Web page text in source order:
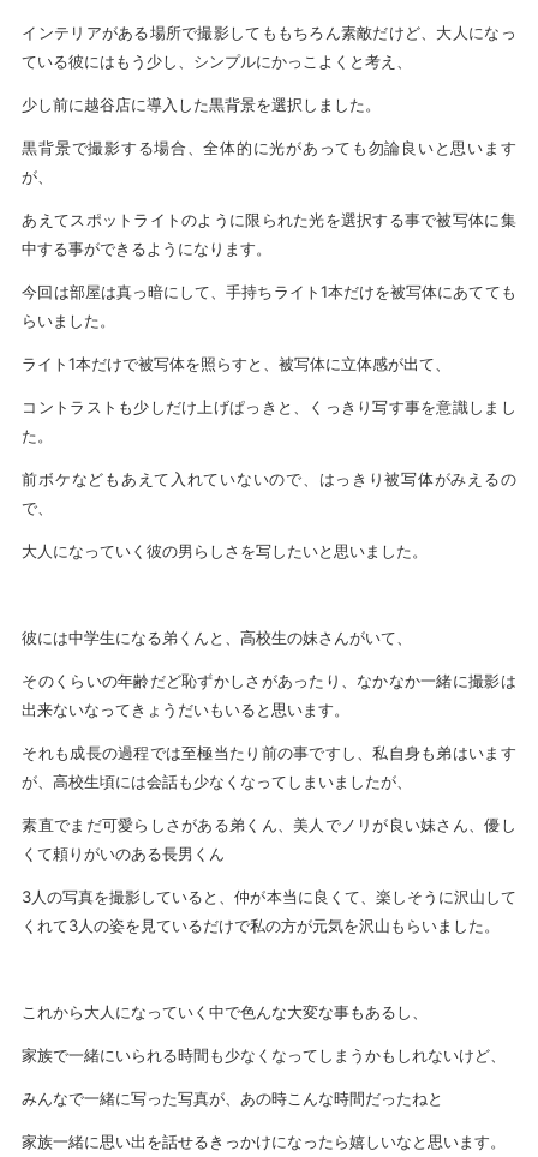
インテリアがある場所で撮影してももちろん素敵だけど、大人になっ
ている彼にはもう少し、シンプルにかっこよくと考え、
少し前に越谷店に導入した黒背景を選択しました。
黒背景で撮影する場合、全体的に光があっても勿論良いと思います
が、
あえてスポットライトのように限られた光を選択する事で被写体に集
中する事ができるようになります。
今回は部屋は真っ暗にして、手持ちライト1本だけを被写体にあてても
らいました。
ライト1本だけで被写体を照らすと、被写体に立体感が出て、
コントラストも少しだけ上げぱっきと、くっきり写す事を意識しまし
た。
前ボケなどもあえて入れていないので、はっきり被写体がみえるの
で、
大人になっていく彼の男らしさを写したいと思いました。
彼には中学生になる弟くんと、高校生の妹さんがいて、
そのくらいの年齢だど恥ずかしさがあったり、なかなか一緒に撮影は
出来ないなってきょうだいもいると思います。
それも成長の過程では至極当たり前の事ですし、私自身も弟はいます
が、高校生頃には会話も少なくなってしまいましたが、
素直でまだ可愛らしさがある弟くん、美人でノリが良い妹さん、優し
くて頼りがいのある長男くん
3人の写真を撮影していると、仲が本当に良くて、楽しそうに沢山して
くれて3人の姿を見ているだけで私の方が元気を沢山もらいました。
これから大人になっていく中で色んな大変な事もあるし、
家族で一緒にいられる時間も少なくなってしまうかもしれないけど、
みんなで一緒に写った写真が、あの時こんな時間だったねと
家族一緒に思い出を話せるきっかけになったら嬉しいなと思います。